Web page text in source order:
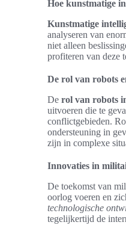
Hoe kunstmatige
Kunstmatige
analyseren van
niet alleen
profiteren van deze
De rol van robots
De rol van robots
uitvoeren die te
conflictgebieden.
ondersteuning in
zijn in complexe
Innovaties in
De toekomst van
oorlog voeren en
technologische
tegelijkertijd de